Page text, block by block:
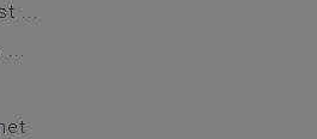
...
...